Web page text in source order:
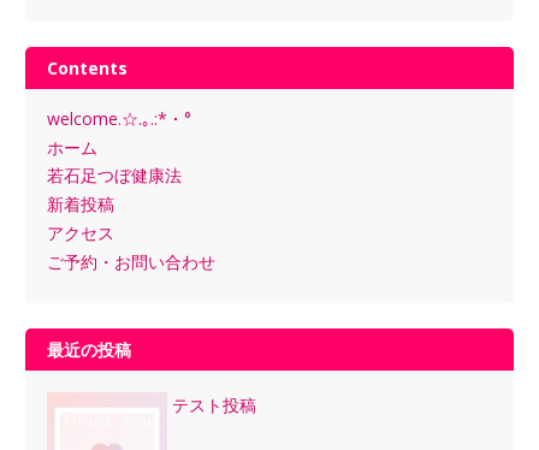
Contents
welcome.☆.｡.:*・°
ホーム
若石足つぼ健康法
新着投稿
アクセス
ご予約・お問い合わせ
最近の投稿
テスト投稿